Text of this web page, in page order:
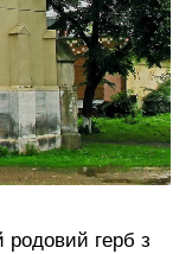
родовий герб з